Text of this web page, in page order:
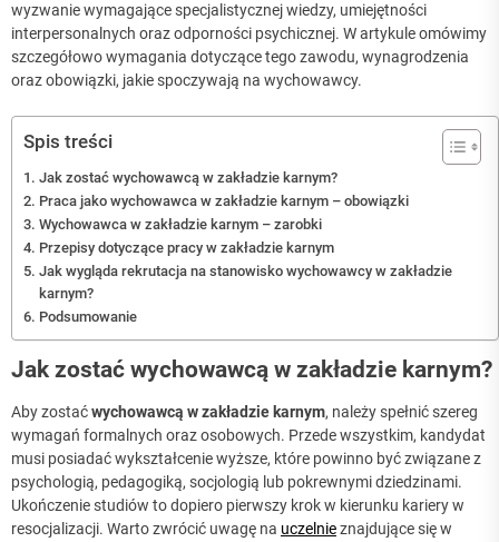
wyzwanie wymagające specjalistycznej wiedzy, umiejętności
interpersonalnych oraz odporności psychicznej. W artykule omówimy
szczegółowo wymagania dotyczące tego zawodu, wynagrodzenia
oraz obowiązki, jakie spoczywają na wychowawcy.
Spis treści
Jak zostać wychowawcą w zakładzie karnym?
Praca jako wychowawca w zakładzie karnym – obowiązki
Wychowawca w zakładzie karnym – zarobki
Przepisy dotyczące pracy w zakładzie karnym
Jak wygląda rekrutacja na stanowisko wychowawcy w zakładzie
karnym?
Podsumowanie
Jak zostać wychowawcą w zakładzie karnym?
Aby zostaćwychowawcą w zakładzie karnym, należy spełnić szereg
wymagań formalnych oraz osobowych. Przede wszystkim, kandydat
musi posiadać wykształcenie wyższe, które powinno być związane z
psychologią, pedagogiką, socjologią lub pokrewnymi dziedzinami.
Ukończenie studiów to dopiero pierwszy krok w kierunku kariery w
resocjalizacji. Warto zwrócić uwagę na uczelnieznajdujące się w